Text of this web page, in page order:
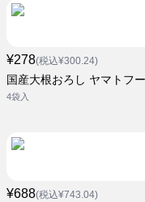
¥278(税込¥300.24)
国産大根おろし ヤマトフ
4袋入
¥688(税込¥743.04)